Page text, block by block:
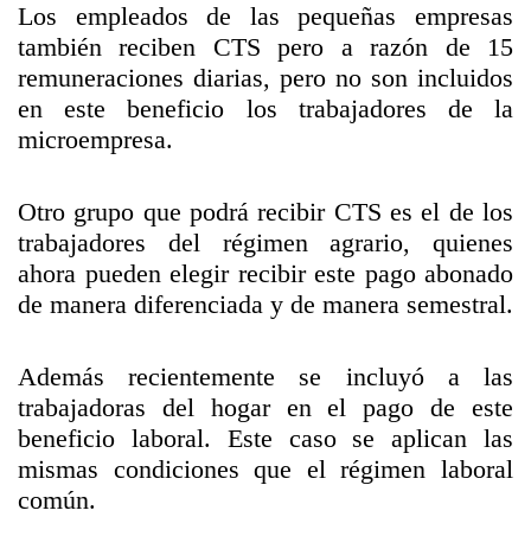
Los empleados de las pequeñas empresas
también reciben CTS pero a razón de 15
remuneraciones diarias, pero no son incluidos
en este beneficio los trabajadores de la
microempresa.
Otro grupo que podrá recibir CTS es el de los
trabajadores del régimen agrario, quienes
ahora pueden elegir recibir este pago abonado
de manera diferenciada y de manera semestral.
Además recientemente se incluyó a las
trabajadoras del hogar en el pago de este
beneficio laboral. Este caso se aplican las
mismas condiciones que el régimen laboral
común.